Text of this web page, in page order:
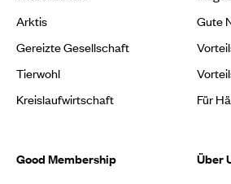
Arktis
Gereizte Gesellschaft
Tierwohl
Kreislaufwirtschaft
Gute
Für
Good Membership Über